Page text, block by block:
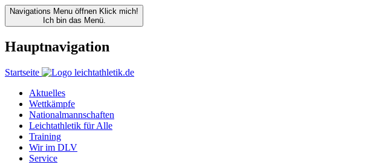
Navigations Menu öffnen Klick mich!
Ich bin das Menü.
Hauptnavigation
Startseite
Aktuelles
Wettkämpfe
Nationalmannschaften
Leichtathletik für Alle
Training
Wir im DLV
Service